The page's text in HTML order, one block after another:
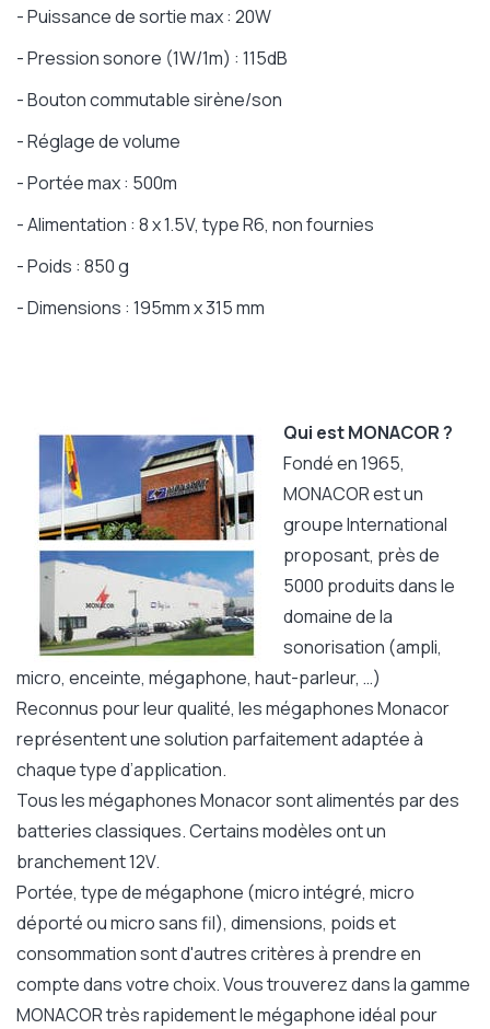
- Puissance de sortie max : 20W
- Pression sonore (1W/1m) : 115dB
- Bouton commutable sirène/son
- Réglage de volume
- Portée max : 500m
- Alimentation : 8 x 1.5V, type R6, non fournies
- Poids : 850 g
- Dimensions : 195mm x 315 mm
Qui est MONACOR ?
Fondé en 1965,
MONACOR est un
groupe International
proposant, près de
5000 produits dans le
domaine de la
sonorisation (ampli,
micro, enceinte, mégaphone, haut-parleur, …)
Reconnus pour leur qualité, les mégaphones Monacor
représentent une solution parfaitement adaptée à
chaque type d’application.
Tous les mégaphones Monacor sont alimentés par des
batteries classiques. Certains modèles ont un
branchement 12V.
Portée, type de mégaphone (micro intégré, micro
déporté ou micro sans fil), dimensions, poids et
consommation sont d'autres critères à prendre en
compte dans votre choix. Vous trouverez dans la gamme
MONACOR très rapidement le mégaphone idéal pour